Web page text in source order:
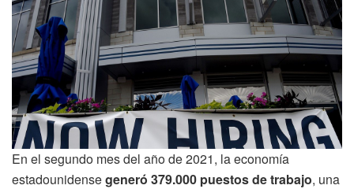
En el segundo mes del año de 2021, la economía
estadounidensegeneró 379.000 puestos de trabajo, una